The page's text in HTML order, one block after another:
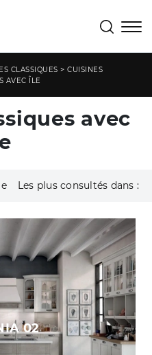
CLASSIQUES > CUISINES
AVEC ÎLE
avec
Les plus consultés dans :
02